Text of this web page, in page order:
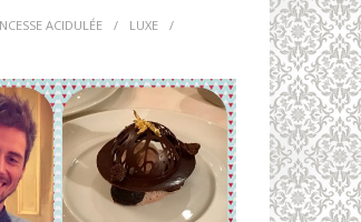
ACIDULÉE / LUXE
/